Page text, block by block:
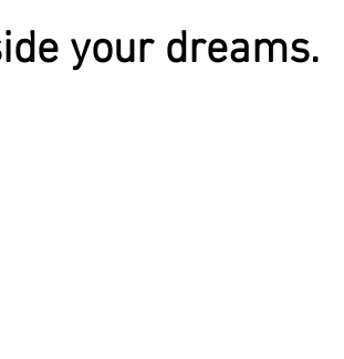
your dreams.